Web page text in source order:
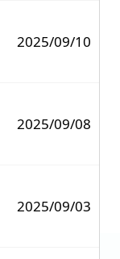
2025/09/10
2025/09/08
2025/09/03